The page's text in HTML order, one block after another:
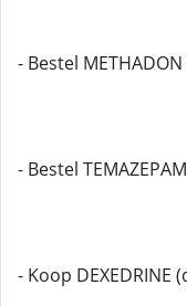
- Bestel
- Bestel TEMAZEPAM
- Koop